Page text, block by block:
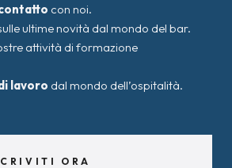
con noi.
ultime novità dal mondo del bar.
attività di formazione
lavoro dal mondo dell’ospitalità.
ORA